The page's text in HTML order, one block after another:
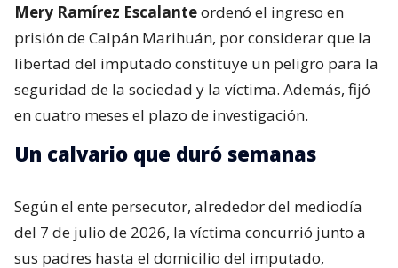
Mery Ramírez Escalanteordenó el ingreso en
prisión de Calpán Marihuán, por considerar que la
libertad del imputado constituye un peligro para la
seguridad de la sociedad y la víctima. Además, fijó
en cuatro meses el plazo de investigación.
Un calvario que duró semanas
Según el ente persecutor, alrededor del mediodía
del 7 de julio de 2026, la víctima concurrió junto a
sus padres hasta el domicilio del imputado,